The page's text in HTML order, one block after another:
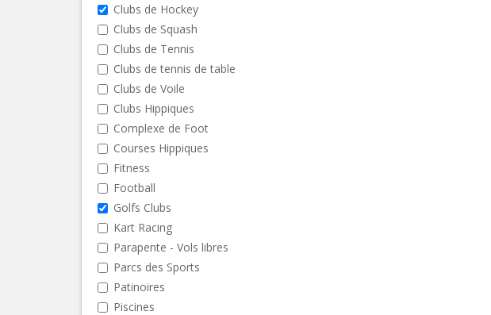
Clubs de Hockey
Clubs de Squash
Clubs de Tennis
Clubs de tennis de table
Clubs de Voile
Clubs Hippiques
Complexe de Foot
Courses Hippiques
Fitness
Football
Golfs Clubs
Kart Racing
Parapente - Vols libres
Parcs des Sports
Patinoires
Piscines